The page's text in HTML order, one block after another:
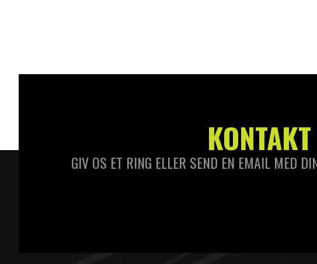
GIV OS ET RING ELLER SEND EN EMAIL MED